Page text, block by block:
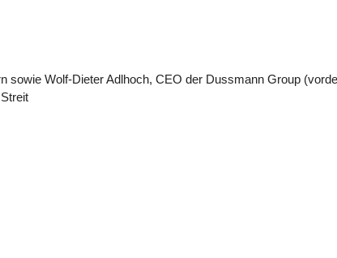
sowie Wolf-Dieter Adlhoch, CEO der Dussmann Group